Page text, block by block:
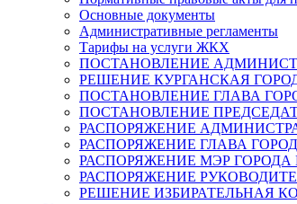
Основные документы
Административные регламенты
Тарифы на услуги ЖКХ
ПОСТАНОВЛЕНИЕ
РЕШЕНИЕ КУРГАНСКАЯ
ПОСТАНОВЛЕНИЕ ГЛАВА
ПОСТАНОВЛЕНИЕ
РАСПОРЯЖЕНИЕ
РАСПОРЯЖЕНИЕ ГЛАВА
РАСПОРЯЖЕНИЕ МЭР ГОРОДА
РАСПОРЯЖЕНИЕ
РЕШЕНИЕ ИЗБИРАТЕЛЬНАЯ